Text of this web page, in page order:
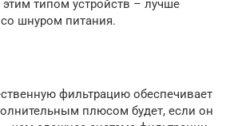
этим типом устройств – лучше
шнуром питания.
фильтрацию обеспечивает
плюсом будет, если он